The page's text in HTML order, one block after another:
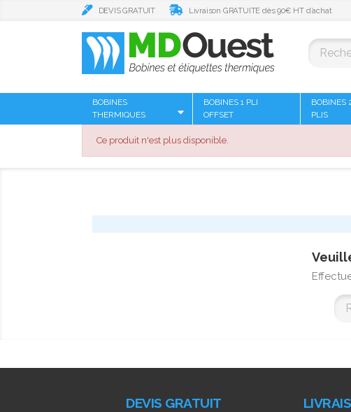
DEVIS GRATUIT Livraison GRATUITE dès 90€ HT d’achat
BOBINES
THERMIQUES
BOBINES 1 PLI
OFFSET
BOBINES
PLIS
Ce produit n'est plus disponible.
DEVIS GRATUIT